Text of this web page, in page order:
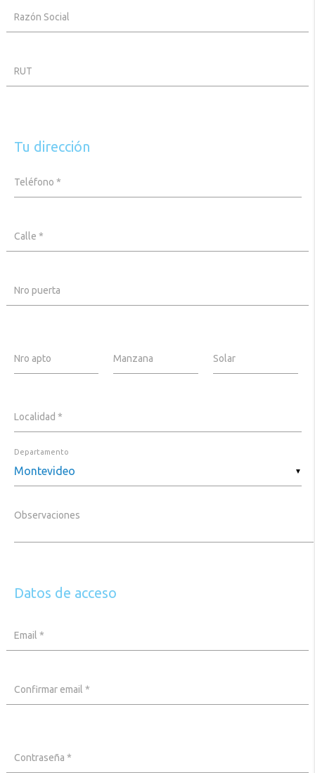
Exterior
Promociones
Mi
Razón Social
RUT
Tu dirección
Teléfono *
Calle *
Nro puerta
Nro apto Manzana Solar
Localidad *
▼
Departamento
Observaciones
Datos de acceso
Email *
Confirmar email *
Contraseña *